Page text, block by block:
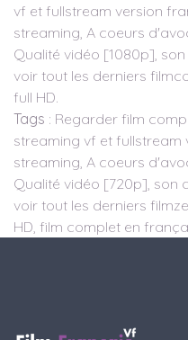
vf et fullstream version
streaming, A coeurs
Qualité vidéo [1080p],
voir tout les derniers
full HD.
Tags : Regarder film
streaming vf et fullstream
streaming, A coeurs
Qualité vidéo [720p], son
voir tout les derniers
HD, film complet en